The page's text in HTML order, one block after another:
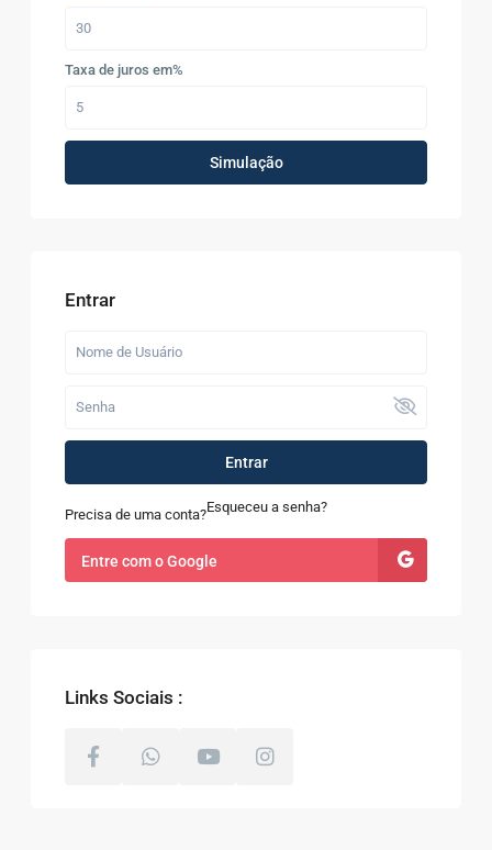
Taxa de juros em%
Simulação
Entrar
Entrar
Precisa de uma conta?Esqueceu a senha?
Entre com o Google
Links Sociais :